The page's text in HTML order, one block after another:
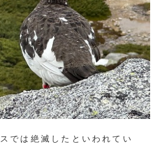
では絶滅したといわれてい